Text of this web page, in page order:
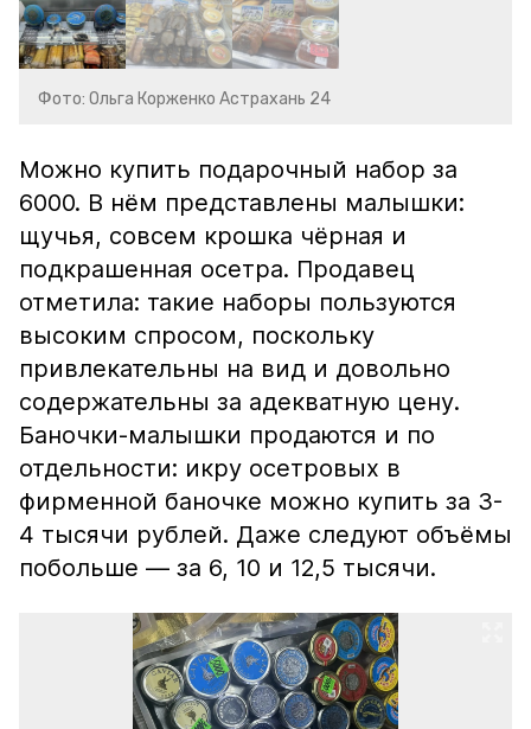
Фото: Ольга Корженко Астрахань 24
Можно купить подарочный набор за
6000. В нём представлены малышки:
щучья, совсем крошка чёрная и
подкрашенная осетра. Продавец
отметила: такие наборы пользуются
высоким спросом, поскольку
привлекательны на вид и довольно
содержательны за адекватную цену.
Баночки-малышки продаются и по
отдельности: икру осетровых в
фирменной баночке можно купить за 3-
4 тысячи рублей. Даже следуют объёмы
побольше — за 6, 10 и 12,5 тысячи.